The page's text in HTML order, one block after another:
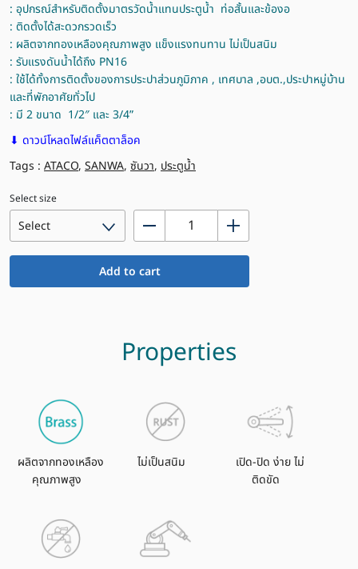
: อุปกรณ์สำหรับติดตั้งมาตรวัดน้ำแทนประตูน้ำ ท่อสั้นและข้องอ
: ติดตั้งได้สะดวกรวดเร็ว
: ผลิตจากทองเหลืองคุณภาพสูง แข็งแรงทนทาน ไม่เป็นสนิม
: รับแรงดันน้ำได้ถึง PN16
: ใช้ได้ทั้งการติดตั้งของการประปาส่วนภูมิภาค , เทศบาล ,อบต.,ประปาหมู่บ้าน
และที่พักอาศัยทั่วไป
: มี 2 ขนาด 1/2″ และ 3/4”
⬇ ดาวน์โหลดไฟล์แค็ตตาล็อค
Tags : ATACO, SANWA, ซันวา, ประตูน้ำ
Select size
น้ำ
สำหรับ
ติด
น้ำ
ลบ
วาล์ว
ตา
Add to cart
Properties
ผลิตจากทองเหลือง
คุณภาพสูง
ไม่เป็นสนิม
เปิด-ปิด ง่าย ไม่
ติดขัด